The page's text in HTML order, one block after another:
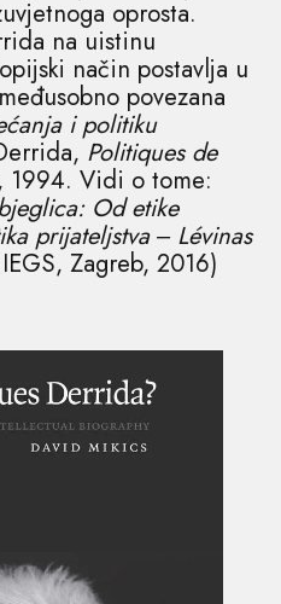
oprosta.
na uistinu
način postavlja u
povezana
i politiku
Politiques de
1994. Vidi o tome:
Od etike
prijateljstva ‒ Lévinas
Zagreb, 2016)